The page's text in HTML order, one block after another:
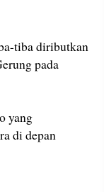
tiba diributkan
pada
yang
di depan